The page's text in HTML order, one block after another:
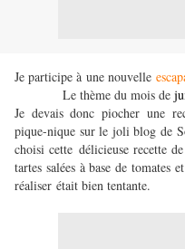
Je participe à une nouvelle
Le thème du mois de
Je devais donc piocher une
pique-nique sur le joli blog de
choisi cette délicieuse recette
tartes salées à base de tomates
réaliser était bien tentante.